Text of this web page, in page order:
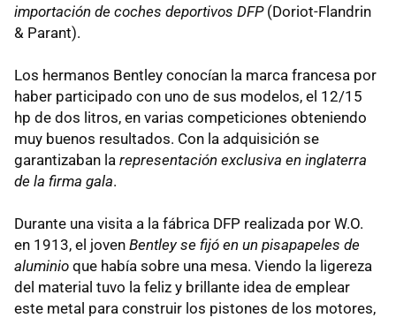
importación de coches deportivos DFP(Doriot-Flandrin
& Parant).
Los hermanos Bentley conocían la marca francesa por
haber participado con uno de sus modelos, el 12/15
hp de dos litros, en varias competiciones obteniendo
muy buenos resultados. Con la adquisición se
garantizaban la representación exclusiva en inglaterra
de la firma gala.
Durante una visita a la fábrica DFP realizada por W.O.
en 1913, el joven Bentley se fijó en un pisapapeles de
aluminio que había sobre una mesa. Viendo la ligereza
del material tuvo la feliz y brillante idea de emplear
este metal para construir los pistones de los motores,